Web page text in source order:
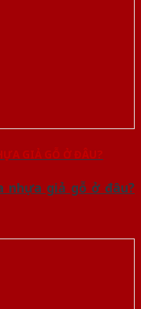
GIẢ GỖ Ở ĐÂU?
nhựa giả gỗ ở đâu?